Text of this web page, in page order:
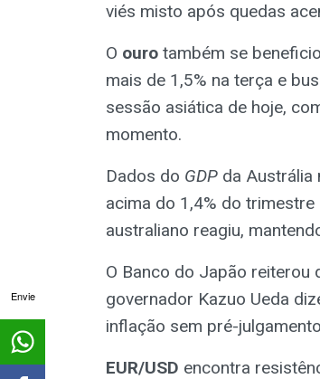
viés misto após quedas
O ouro também se
mais de 1,5% na terça e
sessão asiática de hoje,
momento.
Dados do GDP da Austrália
acima do 1,4% do
australiano reagiu,
O Banco do Japão reiterou
governador Kazuo Ueda
inflação sem pré-
EUR/USD encontra
Envie